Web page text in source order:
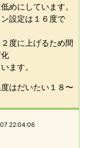
めにしています。
設定は１６度で
度に上げるため間
ます。
はだいたい１８〜
22:04:06